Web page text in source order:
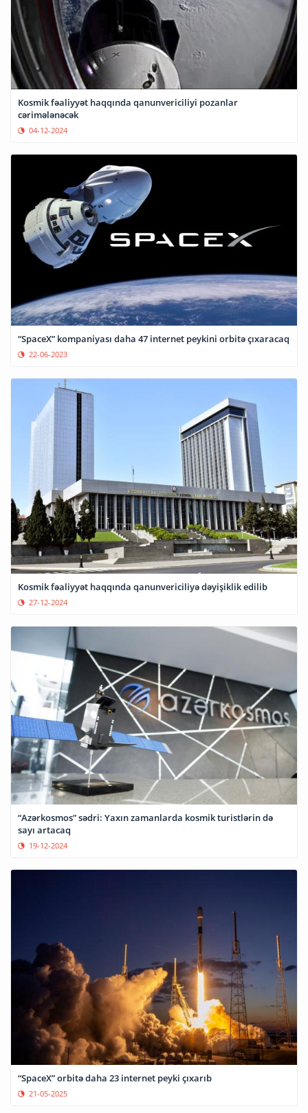
Kosmik fəaliyyət haqqında qanunvericiliyi pozanlar
cərimələnəcək
04-12-2024
“SpaceX” kompaniyası daha 47 internet peykini orbitə çıxaracaq
22-06-2023
Kosmik fəaliyyət haqqında qanunvericiliyə dəyişiklik edilib
27-12-2024
“Azərkosmos” sədri: Yaxın zamanlarda kosmik turistlərin də
sayı artacaq
19-12-2024
“SpaceX” orbitə daha 23 internet peyki çıxarıb
21-05-2025